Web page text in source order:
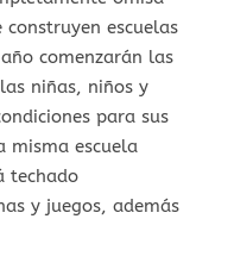
escuelas
comenzarán las
niñas, niños y
para sus
misma escuela
techado
y juegos, además